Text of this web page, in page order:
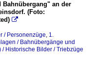
Bahnübergang" an der
(Foto:

/ Personenzüge, 1.
/ Bahnübergänge und
/ Historische Bilder / Triebzüge